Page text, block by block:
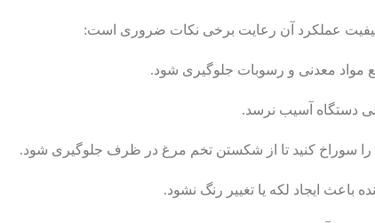
مواد معدنی و رسوبات جلوگیری شود.
دستگاه آسیب نرسد.
سوراخ کنید تا از شکستن تخم‌ مرغ در ظرف جلوگیری شود.
باعث ایجاد لکه یا تغییر رنگ نشود.